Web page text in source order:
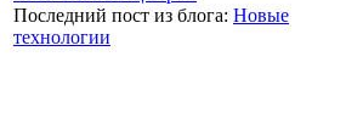
Последний пост из блога: Новые
технологии